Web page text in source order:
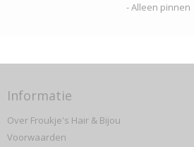
- Alleen pinnen
Informatie
Over Froukje's Hair & Bijou
Voorwaarden